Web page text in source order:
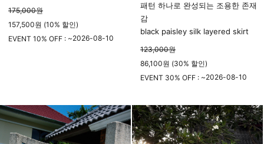
175,000원
157,500원 (10% 할인)
EVENT 10% OFF : ~2026-08-10
패턴 하나로 완성되는 조용한 존재
감
black paisley silk layered skirt
123,000원
86,100원 (30% 할인)
EVENT 30% OFF : ~2026-08-10